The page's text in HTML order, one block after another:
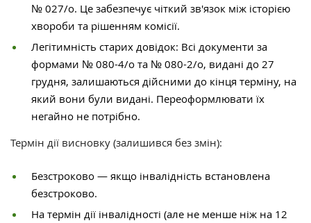
№ 027/о. Це забезпечує чіткий зв'язок між історією
хвороби та рішенням комісії.
Легітимність старих довідок: Всі документи за
формами № 080-4/о та № 080-2/о, видані до 27
грудня, залишаються дійсними до кінця терміну, на
який вони були видані. Переоформлювати їх
негайно не потрібно.
Термін дії висновку (залишився без змін):
Безстроково — якщо інвалідність встановлена
безстроково.
На термін дії інвалідності (але не менше ніж на 12